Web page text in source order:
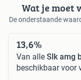
Wat je moet
De onderstaande
13,6%
Van alle Slk amg
beschikbaar voor